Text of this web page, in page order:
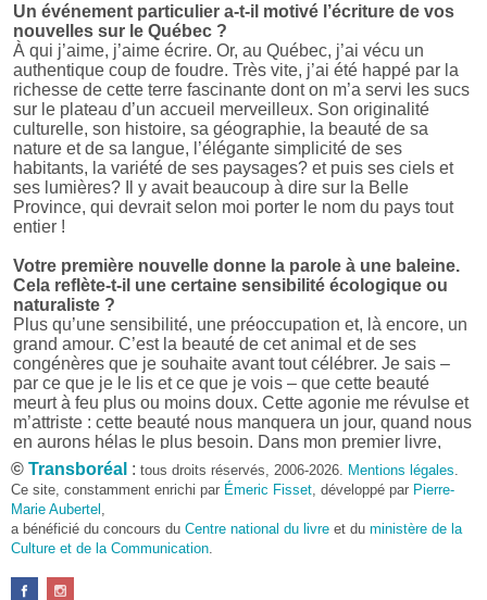
Un événement particulier a-t-il motivé l’écriture de vos
nouvelles sur le Québec ?
À qui j’aime, j’aime écrire. Or, au Québec, j’ai vécu un
authentique coup de foudre. Très vite, j’ai été happé par la
richesse de cette terre fascinante dont on m’a servi les sucs
sur le plateau d’un accueil merveilleux. Son originalité
culturelle, son histoire, sa géographie, la beauté de sa
nature et de sa langue, l’élégante simplicité de ses
habitants, la variété de ses paysages? et puis ses ciels et
ses lumières? Il y avait beaucoup à dire sur la Belle
Province, qui devrait selon moi porter le nom du pays tout
entier !
Votre première nouvelle donne la parole à une baleine.
Cela reflète-t-il une certaine sensibilité écologique ou
naturaliste ?
Plus qu’une sensibilité, une préoccupation et, là encore, un
grand amour. C’est la beauté de cet animal et de ses
congénères que je souhaite avant tout célébrer. Je sais –
par ce que je le lis et ce que je vois – que cette beauté
meurt à feu plus ou moins doux. Cette agonie me révulse et
m’attriste : cette beauté nous manquera un jour, quand nous
en aurons hélas le plus besoin. Dans mon premier livre,
j’avais pris goût à me mettre dans la peau d’une bête. Outre
l’intérêt de l’exercice littéraire, il me semble que cela peut
être un bon moyen pour transmettre certains messages.
Pourquoi avoir choisi le format des nouvelles plutôt
qu’un autre ?
D’abord parce que j’aime (décidément!) en lire !
© Transboréal : tous droits réservés, 2006-2026. Mentions légales
Ce site, constamment enrichi par Émeric Fisset , développé par Pierre-
Marie Aubertel
a bénéficié du concours du Centre national du livre et du ministère de la
Culture et de la Communication